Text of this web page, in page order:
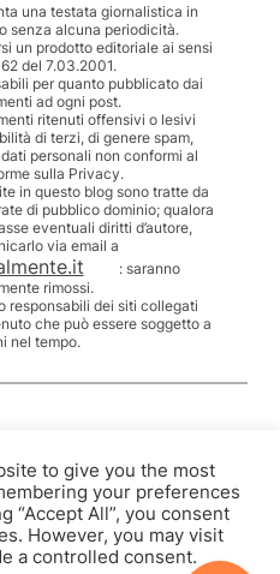
una testata giornalistica in
senza alcuna periodicità.
un prodotto editoriale ai sensi
del 7.03.2001.
per quanto pubblicato dai
ad ogni post.
ritenuti offensivi o lesivi
di terzi, di genere spam,
personali non conformi al
sulla Privacy.
in questo blog sono tratte da
di pubblico dominio; qualora
eventuali diritti d’autore,
via email a
: saranno
rimossi.
responsabili dei siti collegati
che può essere soggetto a
nel tempo.
to give you the most
your preferences
“Accept All”, you consent
However, you may visit
a controlled consent.